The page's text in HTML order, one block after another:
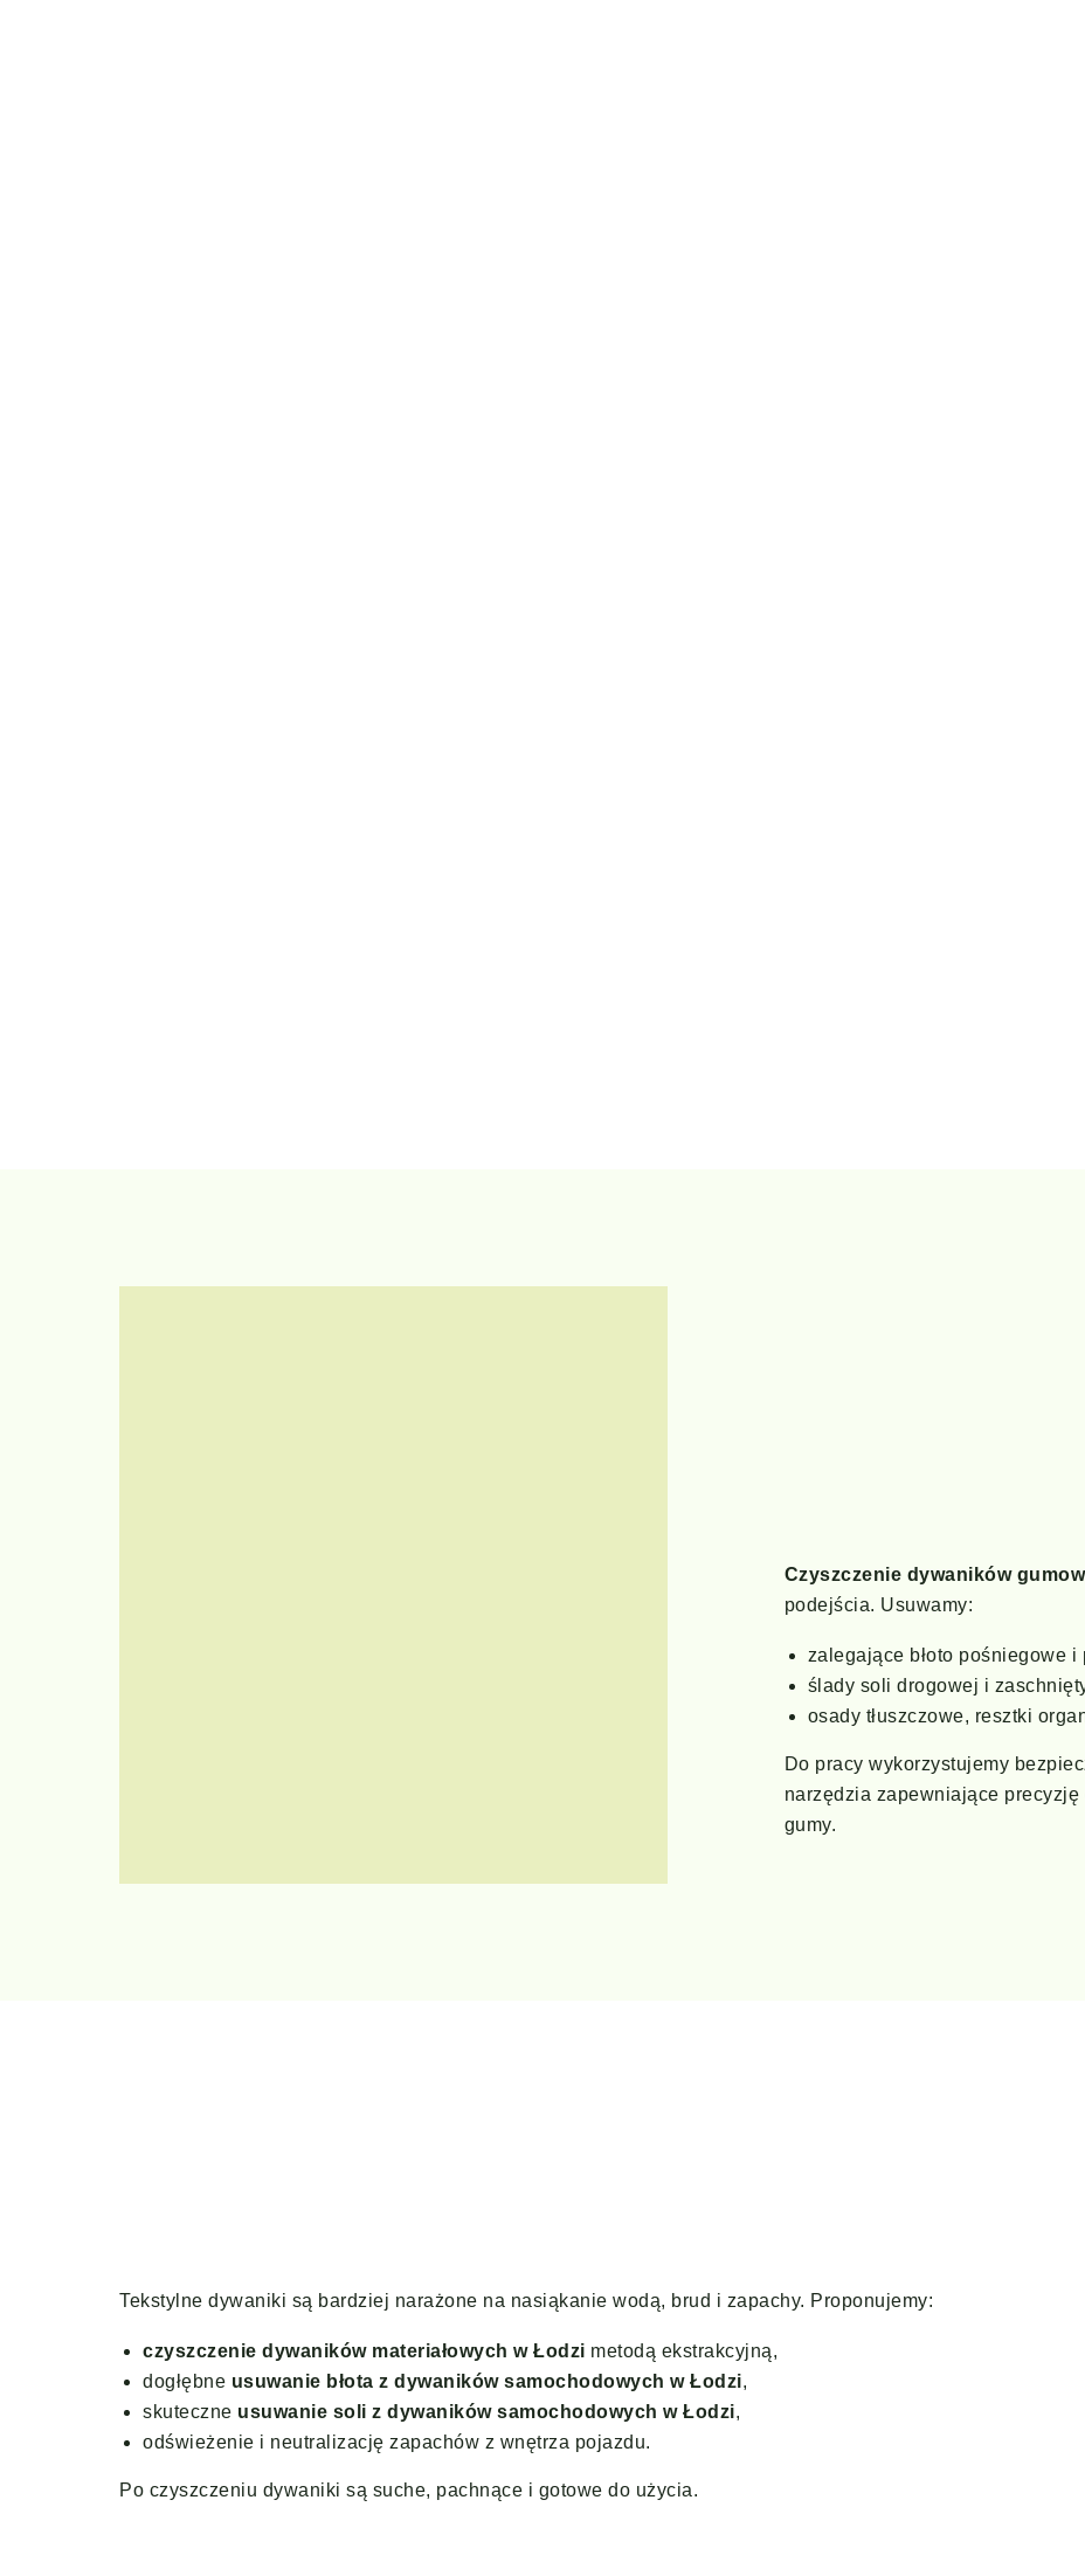
Czyszczenie dywaników
podejścia. Usuwamy:
zalegające błoto pośniegowe i
ślady soli drogowej i
osady tłuszczowe, resztki
Do pracy wykorzystujemy
narzędzia zapewniające
gumy.
Tekstylne dywaniki są bardziej narażone na nasiąkanie wodą, brud i zapachy. Proponujemy:
czyszczenie dywaników materiałowych w Łodzi metodą ekstrakcyjną,
dogłębne usuwanie błota z dywaników samochodowych w Łodzi,
skuteczne usuwanie soli z dywaników samochodowych w Łodzi,
odświeżenie i neutralizację zapachów z wnętrza pojazdu.
Po czyszczeniu dywaniki są suche, pachnące i gotowe do użycia.